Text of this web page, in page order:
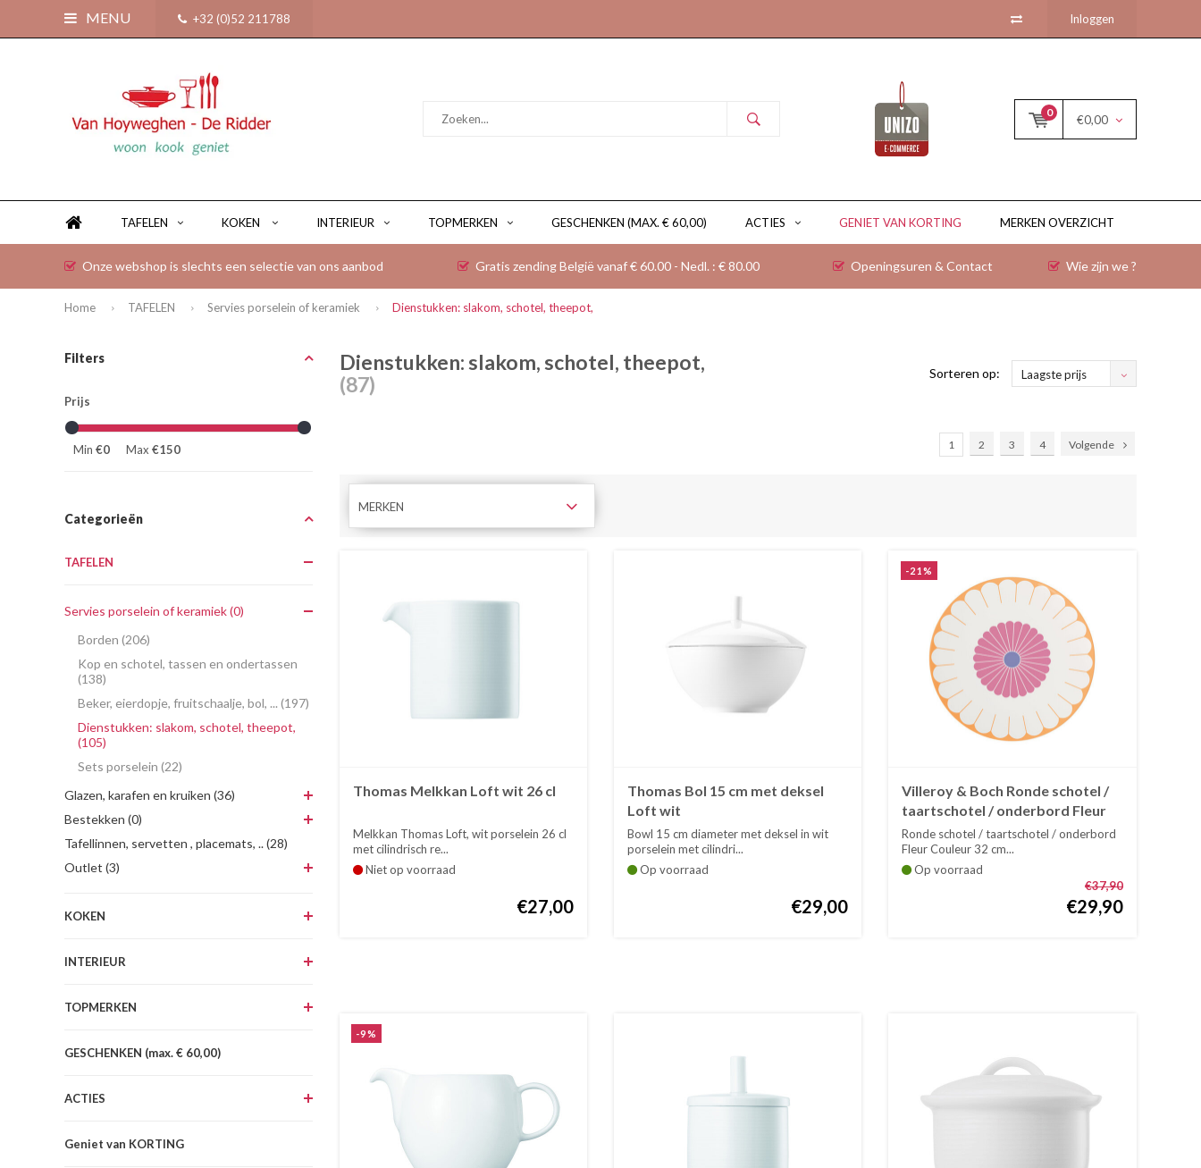
MENU +32 (0)52 211788 Inloggen
0
€0,00
TAFELEN KOKEN INTERIEUR TOPMERKEN GESCHENKEN (MAX. € 60,00) ACTIES GENIET VAN KORTING MERKEN OVERZICHT
Onze webshop is slechts een selectie van ons aanbod Gratis zending België vanaf € 60.00 - Nedl. : € 80.00 Openingsuren & Contact Wie zijn we ?
Home TAFELEN Servies porselein of keramiek Dienstukken: slakom, schotel, theepot,
Filters
Prijs
Min €0 Max €150
Categorieën
TAFELEN
Servies porselein of keramiek (0)
Borden (206)
Kop en schotel, tassen en ondertassen
(138)
Beker, eierdopje, fruitschaalje, bol, ... (197)
Dienstukken: slakom, schotel, theepot,
(105)
Sets porselein (22)
Glazen, karafen en kruiken (36)
Bestekken (0)
Tafellinnen, servetten , placemats, .. (28)
Outlet (3)
KOKEN
INTERIEUR
TOPMERKEN
GESCHENKEN (max. € 60,00)
ACTIES
Geniet van KORTING
Dienstukken: slakom, schotel, theepot,
(87)
Sorteren op: Laagste prijs
1 2 3 4 Volgende
MERKEN
Thomas Melkkan Loft wit 26 cl
Melkkan Thomas Loft, wit porselein 26 cl
met cilindrisch re...
Niet op voorraad
€27,00
Thomas Bol 15 cm met deksel
Loft wit
Bowl 15 cm diameter met deksel in wit
porselein met cilindri...
Op voorraad
€29,00
-21%
Villeroy & Boch Ronde schotel /
taartschotel / onderbord Fleur
Couleur 32 cm
Ronde schotel / taartschotel / onderbord
Fleur Couleur 32 cm...
Op voorraad
€37,90
€29,90
-9%